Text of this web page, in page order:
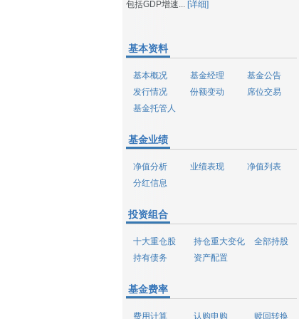
包括GDP增速... [详细]
基本资料
基本概况 基金经理
基金公告
发行情况
份额变动
席位交易
基金托管人
基金业绩
净值分析 业绩表现
净值列表
分红信息
投资组合
十大重仓股 持仓重大变化
全部持股
持有债务
资产配置
基金费率
费用计算 认购申购 赎回转换